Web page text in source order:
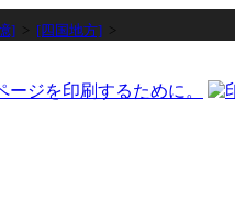
] [四国地方]